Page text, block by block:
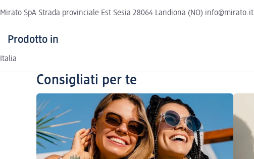
Mirato SpA Strada provinciale Est Sesia 28064 Landiona (NO) info@mirato.it
Prodotto in
Italia
Consigliati per te